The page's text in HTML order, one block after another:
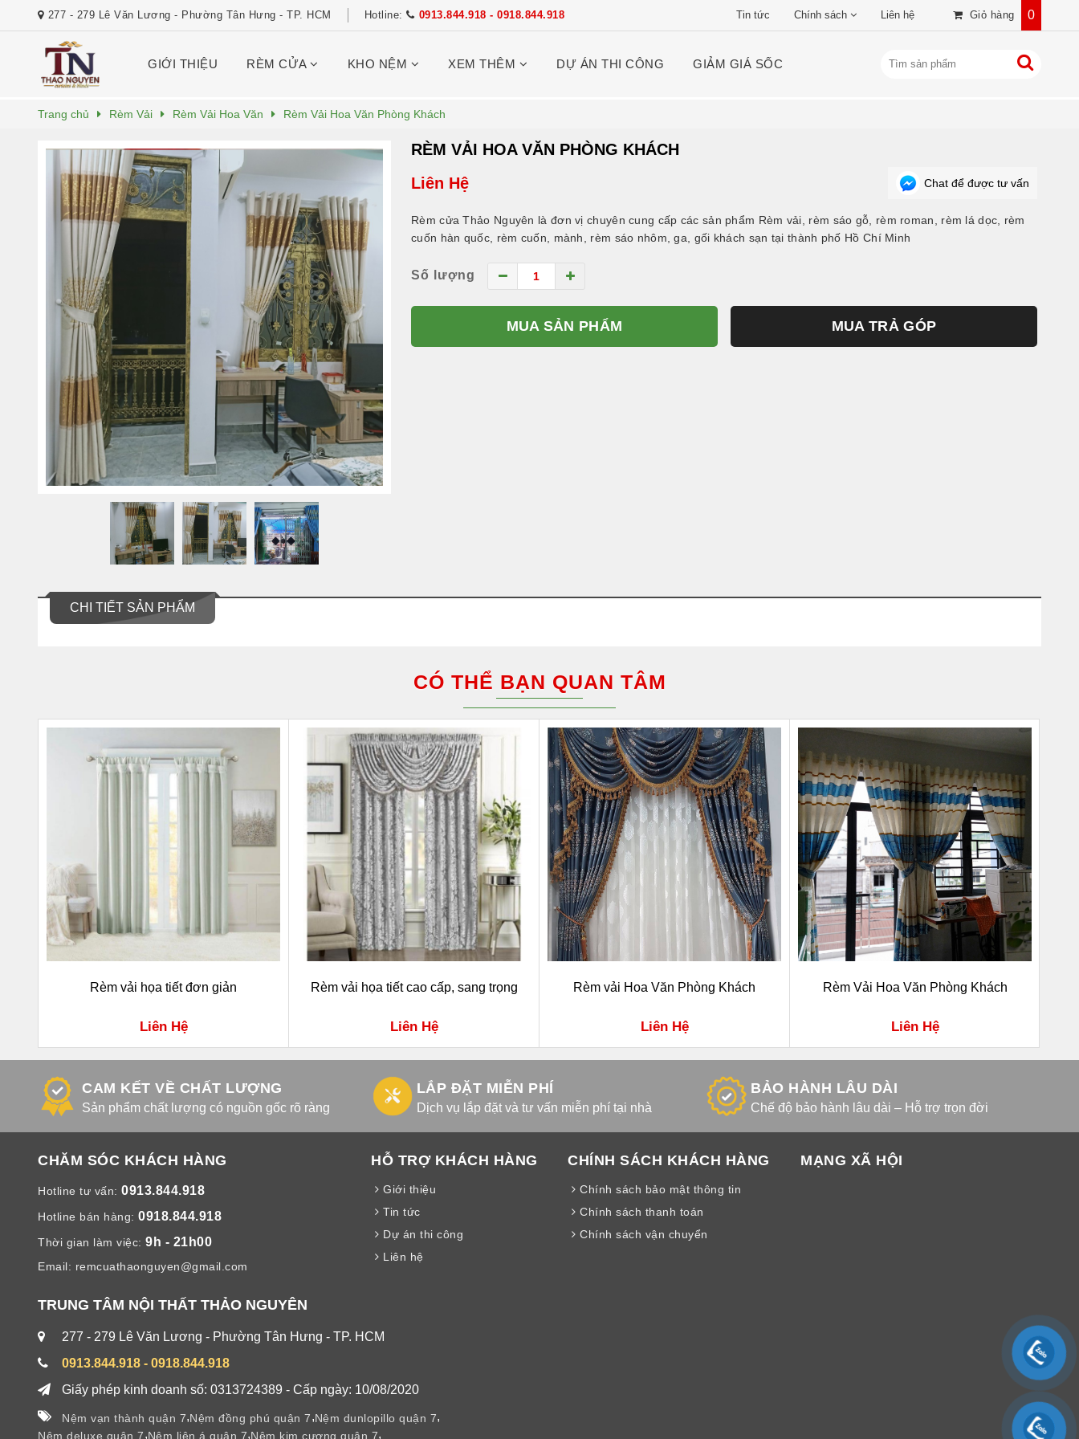
277 - 279 Lê Văn Lương - Phường Tân Hưng - TP. HCM Hotline: 0913.844.918 - 0918.844.918 Tin tức Chính sách Liên hệ Giỏ hàng 0
GIỚI THIỆU RÈM CỬA KHO NỆM XEM THÊM DỰ ÁN THI CÔNG GIẢM GIÁ SỐC
Trang chủ Rèm Vải Rèm Vải Hoa Văn Rèm Vải Hoa Văn Phòng Khách
RÈM VẢI HOA VĂN PHÒNG KHÁCH
Liên Hệ
Chat để được tư vấn
Rèm cửa Thảo Nguyên là đơn vị chuyên cung cấp các sản phẩm Rèm vải, rèm sáo gỗ, rèm roman, rèm lá dọc, rèm
cuốn hàn quốc, rèm cuốn, mành, rèm sáo nhôm, ga, gối khách sạn tại thành phố Hồ Chí Minh
Số lượng
MUA SẢN PHẨM MUA TRẢ GÓP
CHI TIẾT SẢN PHẨM
CÓ THỂ BẠN QUAN TÂM
Rèm vải họa tiết đơn giản
Liên Hệ
Rèm vải họa tiết cao cấp, sang trọng
Liên Hệ
Rèm vải Hoa Văn Phòng Khách
Liên Hệ
Rèm Vải Hoa Văn Phòng Khách
Liên Hệ
CAM KẾT VỀ CHẤT LƯỢNG
Sản phẩm chất lượng có nguồn gốc rõ ràng
LẮP ĐẶT MIỄN PHÍ
Dịch vụ lắp đặt và tư vấn miễn phí tại nhà
BẢO HÀNH LÂU DÀI
Chế độ bảo hành lâu dài – Hỗ trợ trọn đời
CHĂM SÓC KHÁCH HÀNG
Hotline tư vấn: 0913.844.918
Hotline bán hàng: 0918.844.918
Thời gian làm việc: 9h - 21h00
Email: remcuathaonguyen@gmail.com
HỖ TRỢ KHÁCH HÀNG
Giới thiệu
Tin tức
Dự án thi công
Liên hệ
CHÍNH SÁCH KHÁCH HÀNG
Chính sách bảo mật thông tin
Chính sách thanh toán
Chính sách vận chuyển
MẠNG XÃ HỘI
TRUNG TÂM NỘI THẤT THẢO NGUYÊN
277 - 279 Lê Văn Lương - Phường Tân Hưng - TP. HCM
0913.844.918 - 0918.844.918
Giấy phép kinh doanh số: 0313724389 - Cấp ngày: 10/08/2020
Nệm vạn thành quận 7,Nệm đồng phú quận 7,Nệm dunlopillo quận 7,
Nệm deluxe quận 7,Nệm liên á quận 7,Nệm kim cương quận 7,